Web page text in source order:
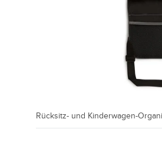
Rücksitz- und Kinderwagen-